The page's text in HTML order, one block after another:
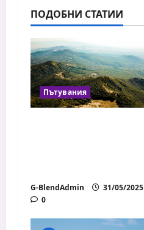
ПОДОБНИ СТАТИИ
Пътувания
G-BlendAdmin
31/05/2025
0